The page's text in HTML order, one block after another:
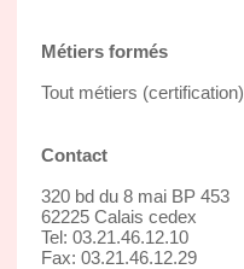
Métiers formés
Tout métiers (certification)
Contact
320 bd du 8 mai BP 453
62225 Calais cedex
Tel: 03.21.46.12.10
Fax: 03.21.46.12.29